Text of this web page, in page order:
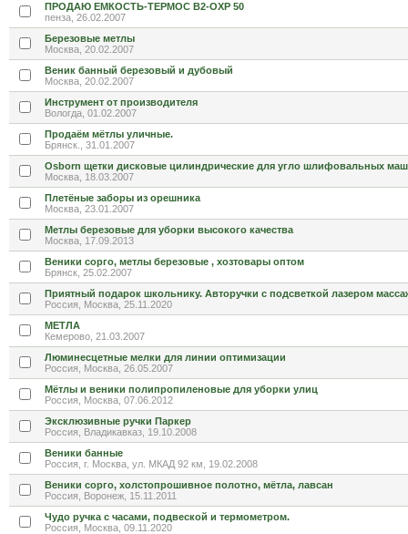
ПРОДАЮ ЕМКОСТЬ-ТЕРМОС В2-ОХР 50
пенза, 26.02.2007
Березовые метлы
Москва, 20.02.2007
Веник банный березовый и дубовый
Москва, 20.02.2007
Инструмент от производителя
Вологда, 01.02.2007
Продаём мётлы уличные.
Брянск., 31.01.2007
Osborn щетки дисковые цилиндрические для угло шлифовальных
Москва, 18.03.2007
Плетёные заборы из орешника
Москва, 23.01.2007
Метлы березовые для уборки высокого качества
Москва, 17.09.2013
Веники сорго, метлы березовые , хозтовары оптом
Брянск, 25.02.2007
Приятный подарок школьнику. Авторучки с подсветкой лазером
Россия, Москва, 25.11.2020
МЕТЛА
Кемерово, 21.03.2007
Люминесцетные мелки для линии оптимизации
Россия, Москва, 26.05.2007
Мётлы и веники полипропиленовые для уборки улиц
Россия, Москва, 07.06.2012
Эксклюзивные ручки Паркер
Россия, Владикавказ, 19.10.2008
Веники банные
Россия, г. Москва, ул. МКАД 92 км, 19.02.2008
Веники сорго, холстопрошивное полотно, мётла, лавсан
Россия, Воронеж, 15.11.2011
Чудо ручка с часами, подвеской и термометром.
Россия, Москва, 09.11.2020